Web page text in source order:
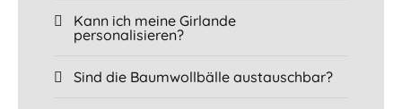
Kann ich meine Girlande
personalisieren?
Sind die Baumwollbälle austauschbar?